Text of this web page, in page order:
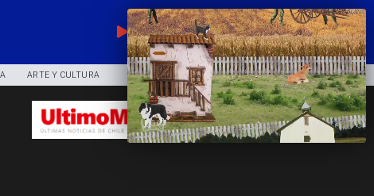
EN VIVO
ARTE Y CULTURA COMUNIDAD DEPORTES